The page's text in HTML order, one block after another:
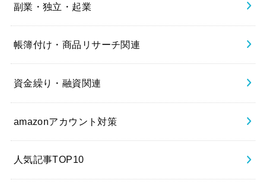
副業・独立・起業
帳簿付け・商品リサーチ関連
資金繰り・融資関連
amazonアカウント対策
人気記事TOP10